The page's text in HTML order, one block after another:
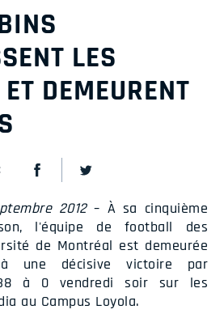
LES
DEMEURENT
2012– À sa cinquième
l'équipe de football des
de Montréal est demeurée
une décisive victoire par
à 0 vendredi soir sur les
au Campus Loyola.